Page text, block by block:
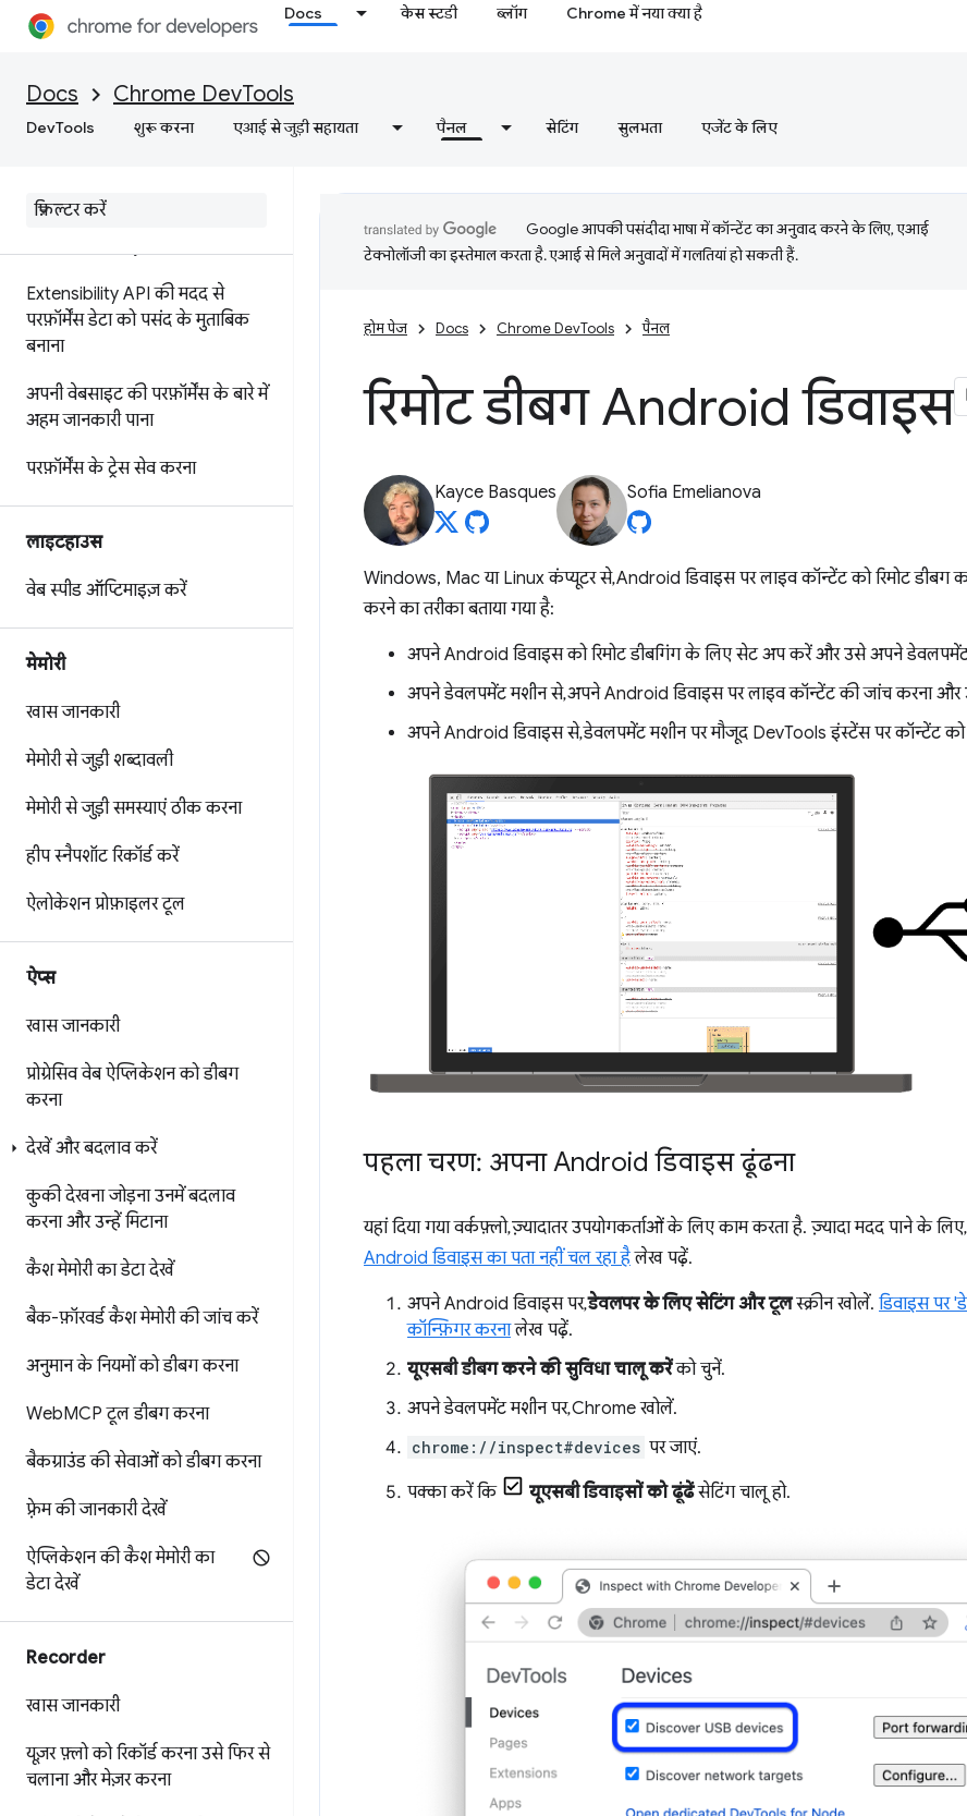
Docs केस स्टडी ब्लॉग Chrome में नया क्या है
Docs Chrome DevTools
DevTools शुरू करना एआई से जुड़ी सहायता पैनल सेटिंग सुलभता एजेंट के लिए
करना और शेयर करना
टाइमलाइन में इवेंट का रेफ़रंस
विश्लेषण करना
Extensibility API की मदद से
परफ़ॉर्मेंस डेटा को पसंद के मुताबिक
बनाना
अपनी वेबसाइट की परफ़ॉर्मेंस के बारे में
अहम जानकारी पाना
परफ़ॉर्मेंस के ट्रेस सेव करना
लाइटहाउस
वेब स्पीड ऑप्टिमाइज़ करें
मेमोरी
खास जानकारी
मेमोरी से जुड़ी शब्दावली
मेमोरी से जुड़ी समस्याएं ठीक करना
हीप स्नैपशॉट रिकॉर्ड करें
ऐलोकेशन प्रोफ़ाइलर टूल
ऐप्स
खास जानकारी
प्रोग्रेसिव वेब ऐप्लिकेशन को डीबग
करना
देखें और बदलाव करें
कुकी देखनाजोड़नाउनमें बदलाव
करनाऔर उन्हें मिटाना
कैश मेमोरी का डेटा देखें
बैक-फ़ॉरवर्ड कैश मेमोरी की जांच करें
अनुमान के नियमों को डीबग करना
WebMCP टूल डीबग करना
बैकग्राउंड की सेवाओं को डीबग करना
फ़्रेम की जानकारी देखें
ऐप्लिकेशन की कैश मेमोरी का
डेटा देखें
Recorder
खास जानकारी
यूज़र फ़्लो को रिकॉर्ड करनाउसे फिर से
चलानाऔर मेज़र करना
Google आपकी पसंदीदा भाषा में कॉन्टेंट का अनुवाद करने के लिए, एआई
टेक्नोलॉजी का इस्तेमाल करता है. एआई से मिले अनुवादों में गलतियां हो सकती हैं.
होम पेज Docs Chrome DevTools पैनल
रिमोट डीबग Android डिवाइस
Kayce Basques Sofia Emelianova
Windows, Mac या Linux कंप्यूटर से, Android डिवाइस पर लाइव कॉन्टेंट को रिमोट डीबग
करने का तरीका बताया गया है:
अपने Android डिवाइस को रिमोट डीबगिंग के लिए सेट अप करें और उसे अपने
अपने डेवलपमेंट मशीन से, अपने Android डिवाइस पर लाइव कॉन्टेंट की जांच करना और
अपने Android डिवाइस से, डेवलपमेंट मशीन पर मौजूद DevTools इंस्टेंस पर कॉन्टेंट को
पहला चरण: अपना Android डिवाइस ढूंढना
यहां दिया गया वर्कफ़्लो, ज़्यादातर उपयोगकर्ताओं के लिए काम करता है. ज़्यादा मदद पाने के लिए,
Android डिवाइस का पता नहीं चल रहा हैलेख पढ़ें.
अपने Android डिवाइस पर,डेवलपर के लिए सेटिंग और टूलस्क्रीन खोलें. डिवाइस पर
कॉन्फ़िगर करनालेख पढ़ें.
यूएसबी डीबग करने की सुविधा चालू करेंको चुनें.
अपने डेवलपमेंट मशीन पर, Chrome खोलें.
chrome://inspect#devices पर जाएं.
पक्का करें कि यूएसबी डिवाइसों को ढूंढेंसेटिंग चालू हो.